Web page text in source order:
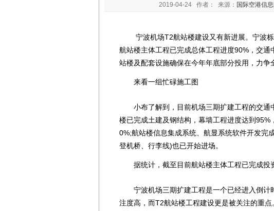
2019-04-24 作者： 来源： 国际空港信息
宁波机场T2航站楼建设又有新进展。宁波栎
航站楼主体工程已完成总体工程进度90%，交
站楼及配套设施确保在今年年底部分投用，力争
来看一组忙碌施工图
小布了解到，目前机场三期扩建工程的交通
楼已完成土建及钢结构，幕墙工程进度达到
0%;航站楼信息集成系统、航显系统软件开发完
登机桥、行李线)也已开始进场。
据统计，截至目前航站楼主体工程已完成投
宁波机场三期扩建工程是一个已经进入倒计
注度高，而T2航站楼工程建设更是被关注的重